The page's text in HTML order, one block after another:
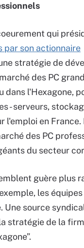
qui
par son actionnaire
stratégie de
des PC
dans l'Hexagone,
- serveurs,
l'emploi en
des PC
du secteur
guère plus
les
source
stratégie de la